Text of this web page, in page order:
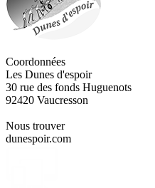
Coordonnées
Les Dunes d'espoir
30 rue des fonds Huguenots
92420 Vaucresson
Nous trouver
dunespoir.com